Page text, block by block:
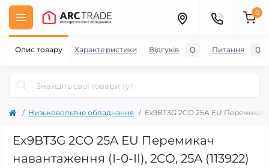
0
Низьковольтне обладнання Ex9BT3G 2CO 25A EU
Ex9BT3G 2CO 25A EU Перемикач
навантаження (I-0-II), 2CO, 25A (113922)
Опис товару Характеристики Відгуків 0 Питання 0